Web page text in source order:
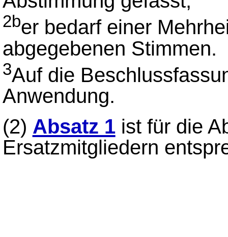
2ber bedarf einer
abgegebenen Stimmen.
3Auf die
Anwendung.
(2) Absatz 1ist für die
Ersatzmitgliedern